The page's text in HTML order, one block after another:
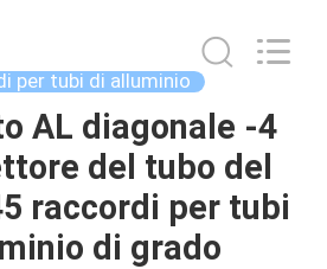
per tubi di alluminio
AL diagonale -4
del tubo del
raccordi per tubi
di grado